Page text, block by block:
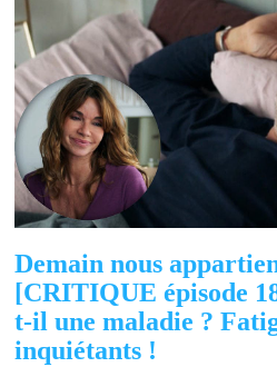
Demain nous
[CRITIQUE épisode
t-il une maladie ?
inquiétants !